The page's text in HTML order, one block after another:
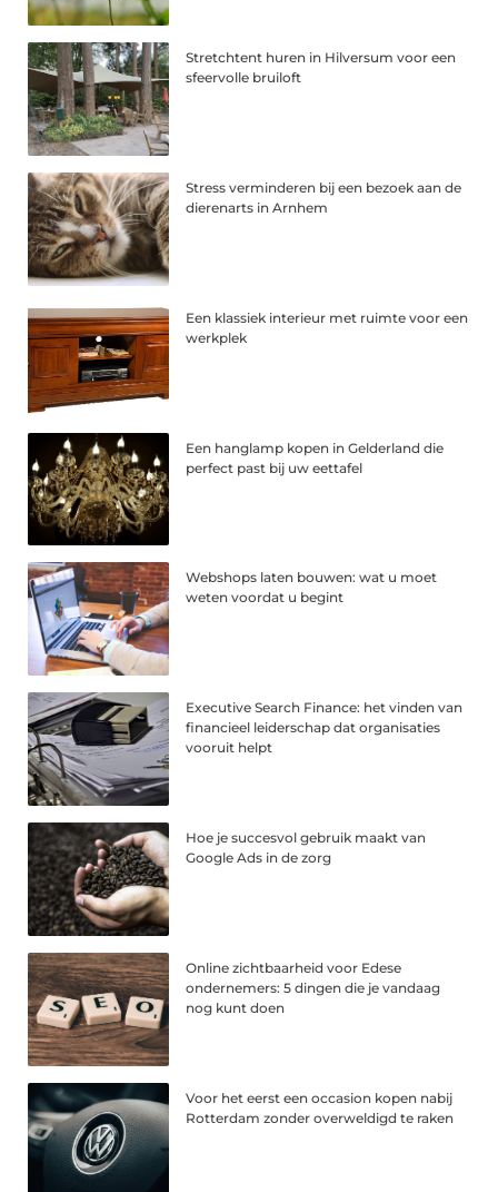
Stretchtent huren in Hilversum voor een
sfeervolle bruiloft
Stress verminderen bij een bezoek aan de
dierenarts in Arnhem
Een klassiek interieur met ruimte voor een
werkplek
Een hanglamp kopen in Gelderland die
perfect past bij uw eettafel
Webshops laten bouwen: wat u moet
weten voordat u begint
Executive Search Finance: het vinden van
financieel leiderschap dat organisaties
vooruit helpt
Hoe je succesvol gebruik maakt van
Google Ads in de zorg
Online zichtbaarheid voor Edese
ondernemers: 5 dingen die je vandaag
nog kunt doen
Voor het eerst een occasion kopen nabij
Rotterdam zonder overweldigd te raken